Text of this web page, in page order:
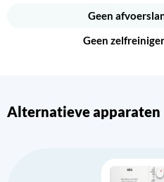
Geen
Geen
Alternatieve apparaten